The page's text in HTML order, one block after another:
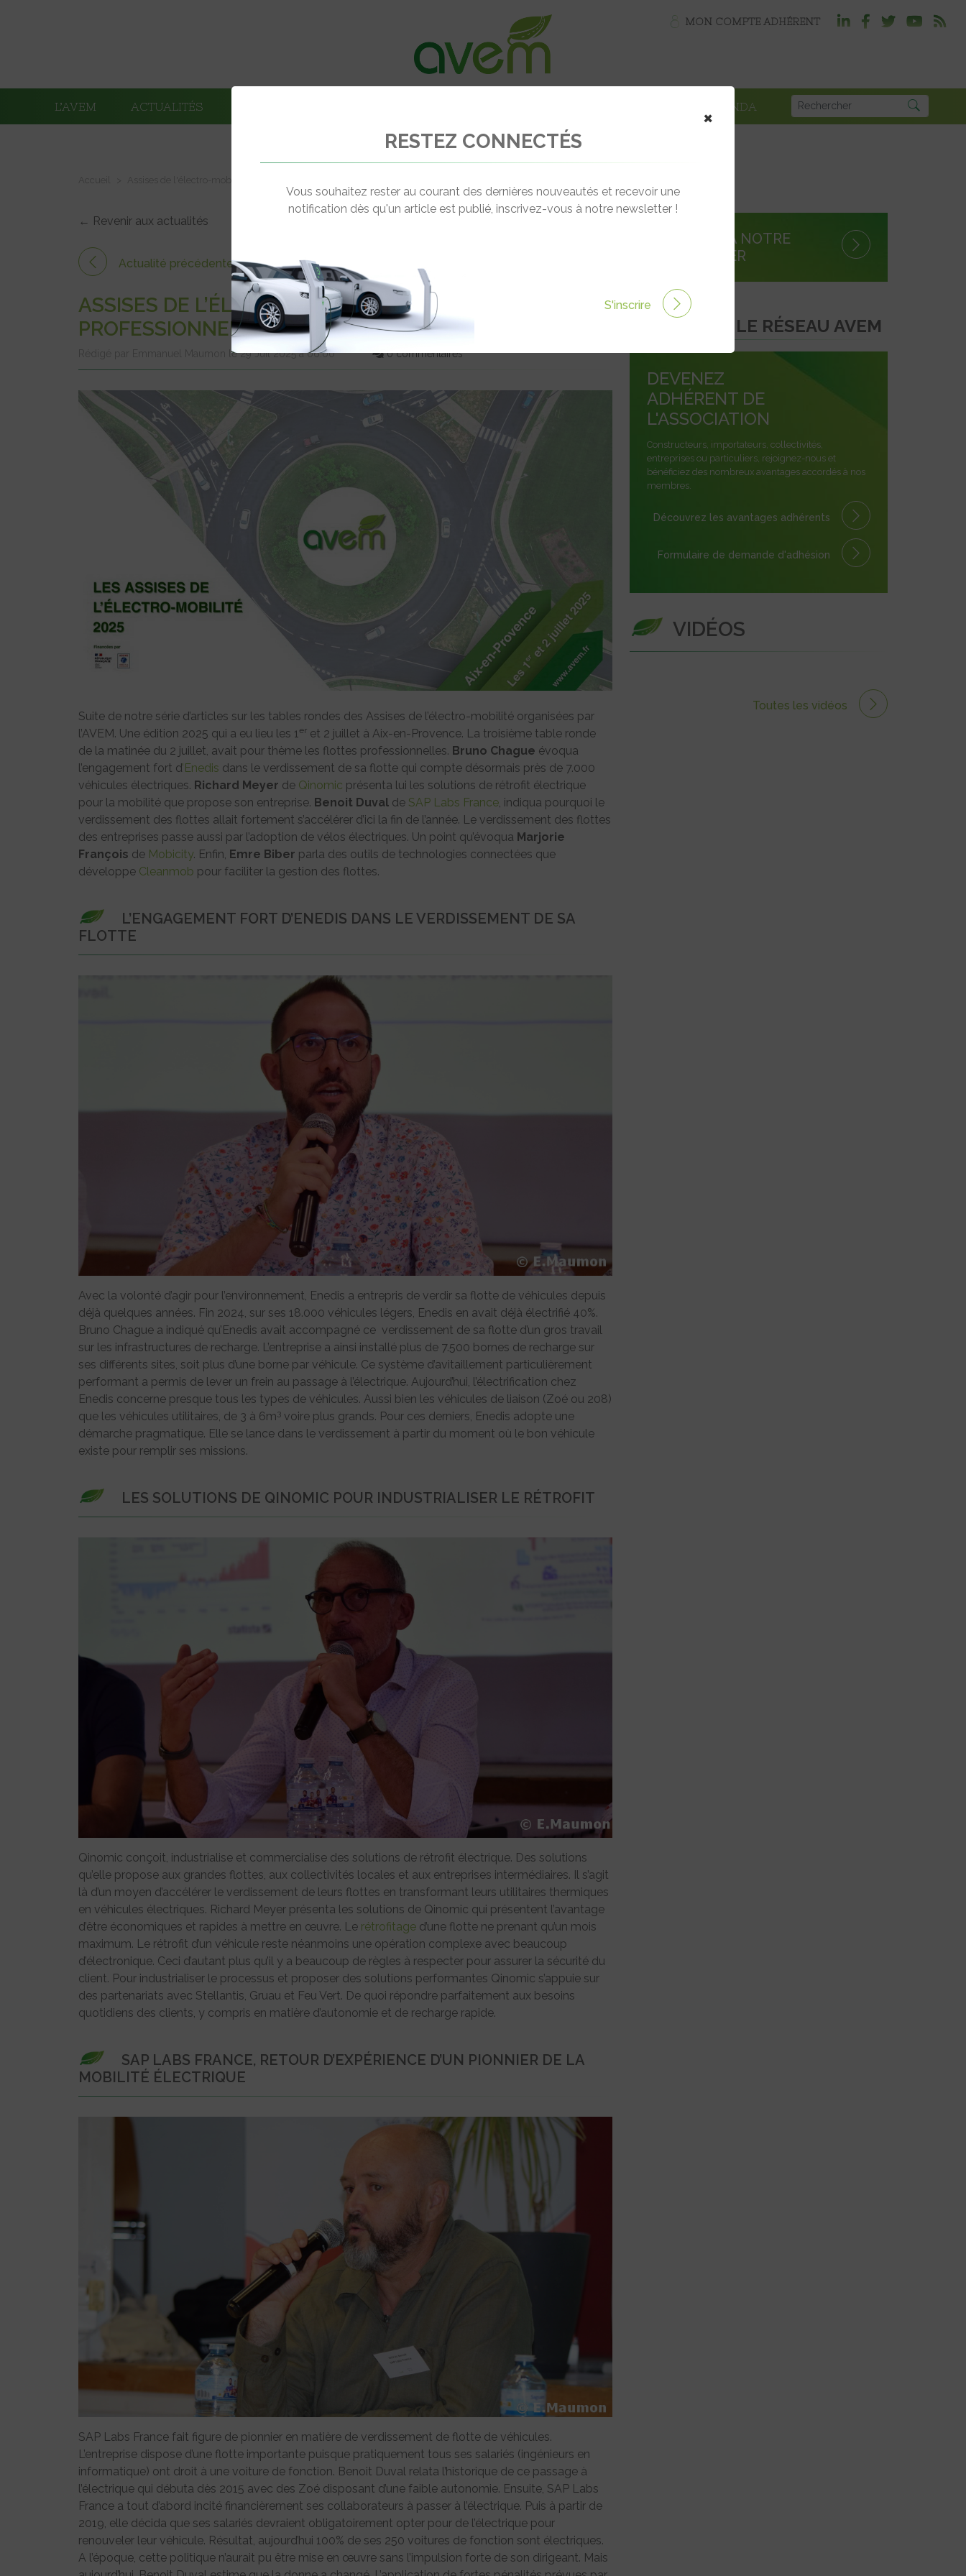
MON COMPTE ADHÉRENT
L’AVEM ACTUALITÉS AGENDA
← Revenir aux actualités
Actualité précédente
ASSISES DE L’ÉLECTRO-MOBILITÉ 2025 : FLOTTES
PROFESSIONNELLES
Rédigé par Emmanuel Maumon le 29 Juil 2025 à 06:00 0 commentaires
Suite de notre série d’articles sur les tables rondes des Assises de l’électro-mobilité organisées par
l’AVEM. Une édition 2025 qui a eu lieu les 1er et 2 juillet à Aix-en-Provence. La troisième table ronde
de la matinée du 2 juillet, avait pour thème les flottes professionnelles. Bruno Chague évoqua
l’engagement fort d’Enedis dans le verdissement de sa flotte qui compte désormais près de 7.000
véhicules électriques. Richard Meyer de Qinomic présenta lui les solutions de rétrofit électrique
pour la mobilité que propose son entreprise. Benoit Duval de SAP Labs France, indiqua pourquoi le
verdissement des flottes allait fortement s’accélérer d’ici la fin de l’année. Le verdissement des flottes
des entreprises passe aussi par l’adoption de vélos électriques. Un point qu’évoqua Marjorie
François de Mobicity. Enfin, Emre Biber parla des outils de technologies connectées que
développe Cleanmob pour faciliter la gestion des flottes.
L’ENGAGEMENT FORT D’ENEDIS DANS LE VERDISSEMENT DE SA
FLOTTE
Avec la volonté d’agir pour l’environnement, Enedis a entrepris de verdir sa flotte de véhicules depuis
déjà quelques années. Fin 2024, sur ses 18.000 véhicules légers, Enedis en avait déjà électrifié 40%.
Bruno Chague a indiqué qu’Enedis avait accompagné ce verdissement de sa flotte d’un gros travail
sur les infrastructures de recharge. L’entreprise a ainsi installé plus de 7.500 bornes de recharge sur
ses différents sites, soit plus d’une borne par véhicule. Ce système d’avitaillement particulièrement
performant a permis de lever un frein au passage à l’électrique. Aujourd’hui, l’électrification chez
Enedis concerne presque tous les types de véhicules. Aussi bien les véhicules de liaison (Zoé ou 208)
que les véhicules utilitaires, de 3 à 6m 3 voire plus grands. Pour ces derniers, Enedis adopte une
démarche pragmatique. Elle se lance dans le verdissement à partir du moment où le bon véhicule
existe pour remplir ses missions.
LES SOLUTIONS DE QINOMIC POUR INDUSTRIALISER LE RÉTROFIT
Qinomic conçoit, industrialise et commercialise des solutions de rétrofit électrique. Des solutions
qu’elle propose aux grandes flottes, aux collectivités locales et aux entreprises intermédiaires. Il s’agit
là d’un moyen d’accélérer le verdissement de leurs flottes en transformant leurs utilitaires thermiques
en véhicules électriques. Richard Meyer présenta les solutions de Qinomic qui présentent l’avantage
d’être économiques et rapides à mettre en œuvre. Le rétrofitage d’une flotte ne prenant qu’un mois
maximum. Le rétrofit d’un véhicule reste néanmoins une opération complexe avec beaucoup
d’électronique. Ceci d’autant plus qu’il y a beaucoup de règles à respecter pour assurer la sécurité du
client. Pour industrialiser le processus et proposer des solutions performantes Qinomic s’appuie sur
des partenariats avec Stellantis, Gruau et Feu Vert. De quoi répondre parfaitement aux besoins
quotidiens des clients, y compris en matière d’autonomie et de recharge rapide.
SAP LABS FRANCE, RETOUR D’EXPÉRIENCE D’UN PIONNIER DE LA
MOBILITÉ ÉLECTRIQUE
SAP Labs France fait figure de pionnier en matière de verdissement de flotte de véhicules.
L’entreprise dispose d’une flotte importante puisque pratiquement tous ses salariés (ingénieurs en
informatique) ont droit à une voiture de fonction. Benoit Duval relata l’historique de ce passage à
l’électrique qui débuta dès 2015 avec des Zoé disposant d’une faible autonomie. Ensuite, SAP Labs
France a tout d’abord incité financièrement ses collaborateurs à passer à l’électrique. Puis à partir de
2019, elle décida que ses salariés devraient obligatoirement opter pour de l’électrique pour
renouveler leur véhicule. Résultat, aujourd’hui 100% de ses 250 voitures de fonction sont électriques.
A l’époque, cette politique n’aurait pu être mise en œuvre sans l’impulsion forte de son dirigeant. Mais
S'INSCRIRE À NOTRE
NEWSLETTER
REJOINDRE LE RÉSEAU AVEM
DEVENEZ
ADHÉRENT DE
L'ASSOCIATION
Constructeurs, importateurs, collectivités,
entreprises ou particuliers, rejoignez-nous et
bénéficiez des nombreux avantages accordés à nos
membres.
Découvrez les avantages adhérents
Formulaire de demande d'adhésion
VIDÉOS
Toutes les vidéos
×
RESTEZ CONNECTÉS
Vous souhaitez rester au courant des dernières nouveautés et recevoir une
notification dès qu'un article est publié, inscrivez-vous à notre newsletter !
S'inscrire